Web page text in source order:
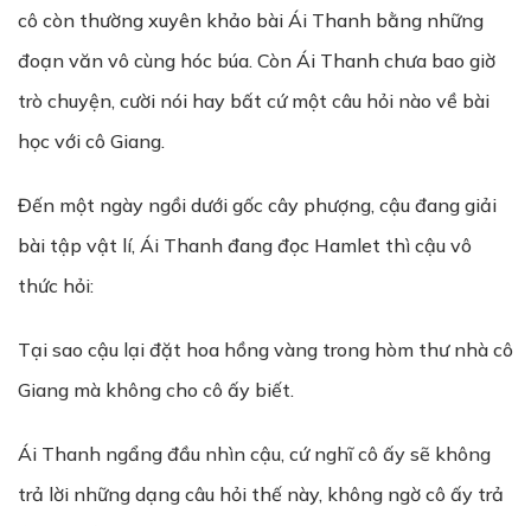
cô còn thường xuyên khảo bài Ái Thanh bằng những
đoạn văn vô cùng hóc búa. Còn Ái Thanh chưa bao giờ
trò chuyện, cười nói hay bất cứ một câu hỏi nào về bài
học với cô Giang.
Đến một ngày ngồi dưới gốc cây phượng, cậu đang giải
bài tập vật lí, Ái Thanh đang đọc Hamlet thì cậu vô
thức hỏi:
Tại sao cậu lại đặt hoa hồng vàng trong hòm thư nhà cô
Giang mà không cho cô ấy biết.
Ái Thanh ngẩng đầu nhìn cậu, cứ nghĩ cô ấy sẽ không
trả lời những dạng câu hỏi thế này, không ngờ cô ấy trả